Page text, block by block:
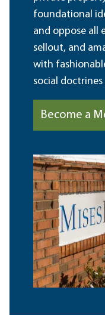
foundational
and oppose all
sellout, and
with
social
Become a